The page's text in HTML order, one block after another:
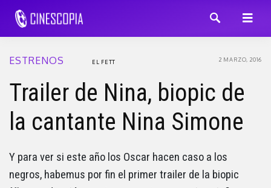
ESTRENOS 2 MARZO, 2016
EL FETT
Trailer de Nina, biopic de
la cantante Nina Simone
Y para ver si este año los Oscar hacen caso a los
negros, habemus por fin el primer trailer de la biopic